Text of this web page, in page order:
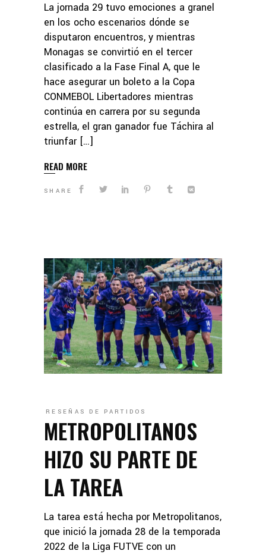
La jornada 29 tuvo emociones a granel
en los ocho escenarios dónde se
disputaron encuentros, y mientras
Monagas se convirtió en el tercer
clasificado a la Fase Final A, que le
hace asegurar un boleto a la Copa
CONMEBOL Libertadores mientras
continúa en carrera por su segunda
estrella, el gran ganador fue Táchira al
triunfar […]
READ MORE
SHARE
RESEÑAS DE PARTIDOS
METROPOLITANOS
HIZO SU PARTE DE
LA TAREA
La tarea está hecha por Metropolitanos,
que inició la jornada 28 de la temporada
2022 de la Liga FUTVE con un